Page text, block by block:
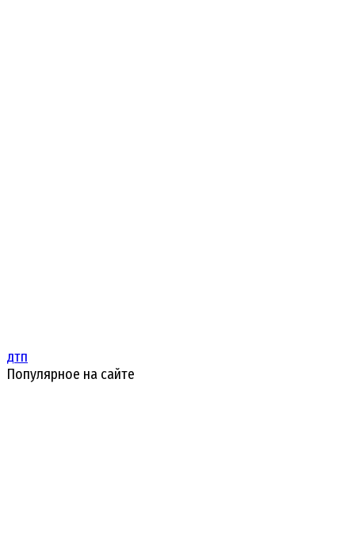
дтп
Популярное на сайте